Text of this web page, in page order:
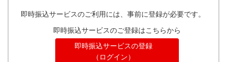
即時振込サービスのご利用には、事前に登録が必要です。
即時振込サービスのご登録はこちらから
即時振込サービスの登録
（ログイン）